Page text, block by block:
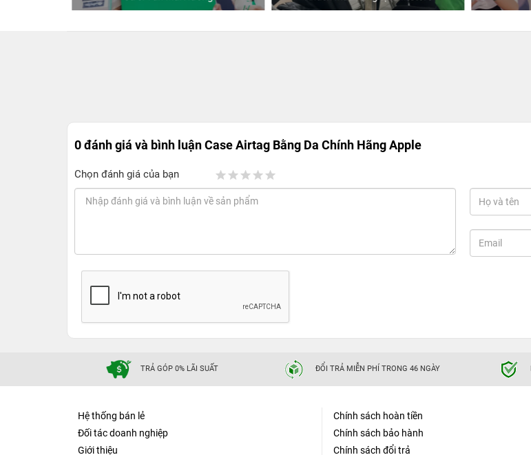
0 đánh giá và bình luậnCase Airtag Bằng Da Chính Hãng Apple
Chọn đánh giá của bạn
TRẢ GÓP 0% LÃI SUẤT ĐỔI TRẢ MIỄN PHÍ TRONG 46 NGÀY
Hệ thống bán lẻ
Đối tác doanh nghiệp
Giới thiệu
Chính sách hoàn tiền
Chính sách bảo hành
Chính sách đổi trả